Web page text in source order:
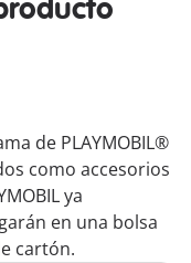
de PLAYMOBIL®
como accesorios
ya
en una bolsa
cartón.